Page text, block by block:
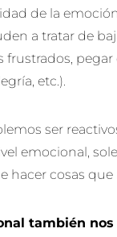
de la
a tratar de
etc.).
ser
emocional,
hacer cosas
también